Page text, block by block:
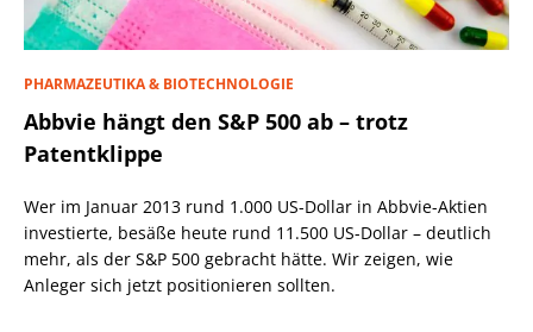
PHARMAZEUTIKA & BIOTECHNOLOGIE
Abbvie hängt den S&P 500 ab – trotz
Patentklippe
Wer im Januar 2013 rund 1.000 US-Dollar in Abbvie-Aktien
investierte, besäße heute rund 11.500 US-Dollar – deutlich
mehr, als der S&P 500 gebracht hätte. Wir zeigen, wie
Anleger sich jetzt positionieren sollten.